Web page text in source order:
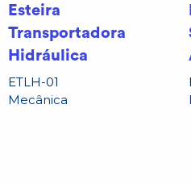
Esteira
Transportadora
Hidráulica
ETLH-01
Mecânica